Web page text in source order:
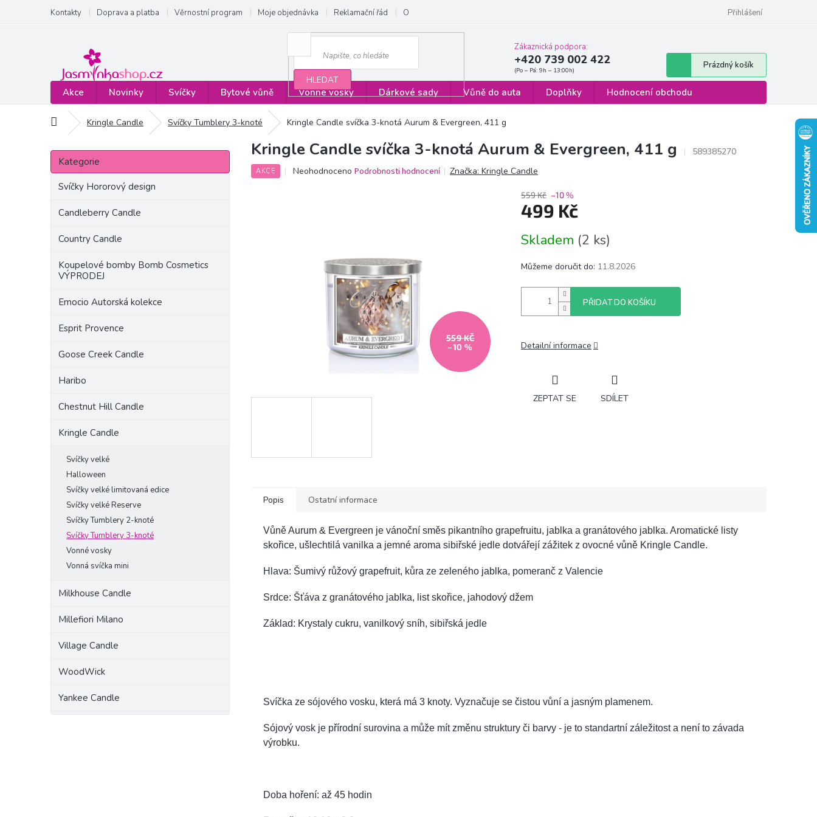
obsah
Kontakty Doprava a platba Věrnostní program Moje objednávka Reklamační řád Obchodní podmínky Formulář pro odstoupení od smlouvy
Přihlášení
HLEDAT
Zákaznická podpora:
+420 739 002 422
Nákupní
košík
Prázdný košík
Akce Novinky Svíčky Bytové vůně Vonné vosky Dárkové sady Vůně do auta Doplňky Hodnocení obchodu
Domů Kringle Candle Svíčky Tumblery 3-knoté Kringle Candle svíčka 3-knotá Aurum & Evergreen, 411 g
P
s
Přeskočit
kategorie
Kategorie
Svíčky Hororový design
Candleberry Candle
Country Candle
Koupelové bomby Bomb Cosmetics
VÝPRODEJ
Emocio Autorská kolekce
Esprit Provence
Goose Creek Candle
Haribo
Chestnut Hill Candle
Kringle Candle
Svíčky velké
Halloween
Svíčky velké limitovaná edice
Svíčky velké Reserve
Svíčky Tumblery 2-knoté
Svíčky Tumblery 3-knoté
Vonné vosky
Vonná svíčka mini
Milkhouse Candle
Millefiori Milano
Village Candle
WoodWick
Yankee Candle
Kringle Candle svíčka 3-knotá Aurum & Evergreen, 411 g 589385270
AKCE
Průměrné
Neohodnoceno Podrobnosti hodnocení Značka:Kringle Candle
559 KČ
–10 %
559 Kč –10 %
499 Kč
cena:
Skladem (2 ks)
Můžeme doručit do: 11.8.2026
PŘIDAT DO KOŠÍKU
Detailní informace
ZEPTAT SE SDÍLET
Popis Ostatní informace
Vůně Aurum & Evergreen je vánoční směs pikantního grapefruitu, jablka a granátového jablka. Aromatické listy
skořice, ušlechtilá vanilka a jemné aroma sibiřské jedle dotvářejí zážitek z ovocné vůně Kringle Candle.
Hlava: Šumivý růžový grapefruit, kůra ze zeleného jablka, pomeranč z Valencie
Srdce: Šťáva z granátového jablka, list skořice, jahodový džem
Základ: Krystaly cukru, vanilkový sníh, sibiřská jedle
Svíčka ze sójového vosku, která má 3 knoty. Vyznačuje se čistou vůní a jasným plamenem.
Sójový vosk je přírodní surovina a může mít změnu struktury či barvy - je to standartní záležitost a není to závada
výrobku.
Doba hoření: až 45 hodin